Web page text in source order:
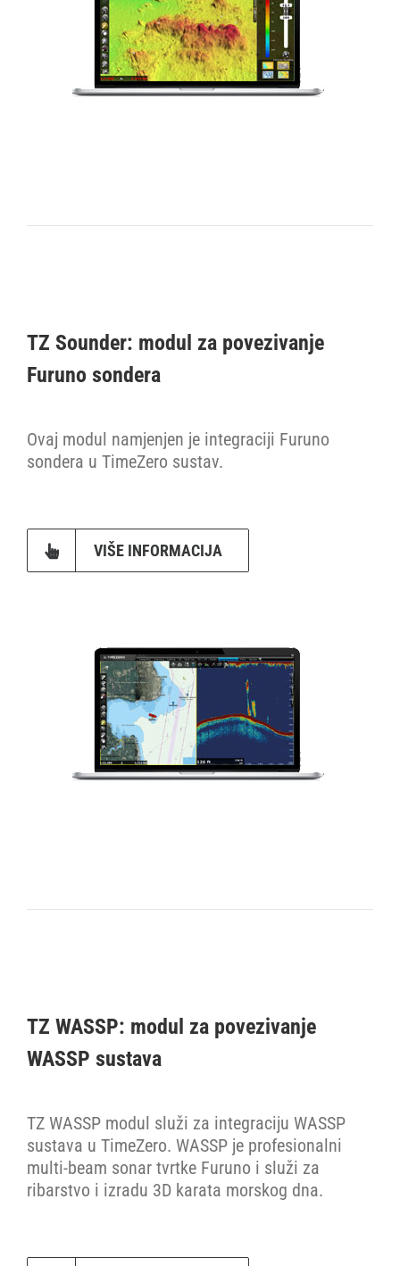
TZ Sounder: modul za povezivanje
Furuno sondera
Ovaj modul namjenjen je integraciji Furuno
sondera u TimeZero sustav.
VIŠE INFORMACIJA
TZ WASSP: modul za povezivanje
WASSP sustava
TZ WASSP modul služi za integraciju WASSP
sustava u TimeZero. WASSP je profesionalni
multi-beam sonar tvrtke Furuno i služi za
ribarstvo i izradu 3D karata morskog dna.